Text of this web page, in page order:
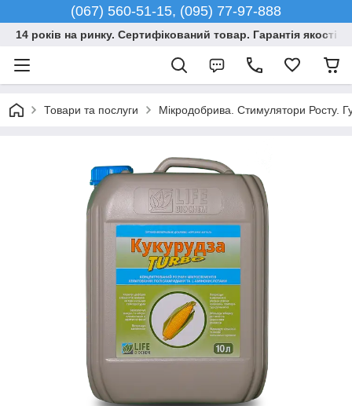
(067) 560-51-15, (095) 77-97-888
14 років на ринку. Сертифікований товар. Гарантія якості
Товари та послуги Мікродобрива. Стимулятори Росту.